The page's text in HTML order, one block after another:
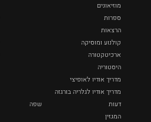
מוזיאונים
ספרות
הרצאות
קולנוע ומוסיקה
ארכיטקטורה
היסטוריה
מדריך אודיו לאופיצי
מדריך אודיו לגלריה בורגזה
דעות
שפה
המגזין